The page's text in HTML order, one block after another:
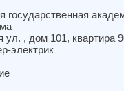
ул. , дом 101, квартира
электрик